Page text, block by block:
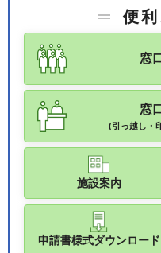
便
窓
窓
(引っ越し・
施設案内
申請書様式ダウンロード